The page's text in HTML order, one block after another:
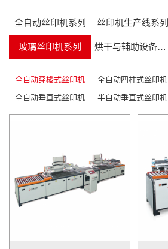
全自动丝印机系列 丝印机生产线系列
玻璃丝印机系列 烘干与辅助设备系列
全自动穿梭式丝印机 全自动四柱式丝印机
全自动垂直式丝印机
半自动垂直式丝印机